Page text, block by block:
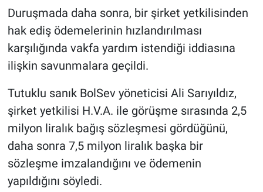
Duruşmada daha sonra, bir şirket yetkilisinden
hak ediş ödemelerinin hızlandırılması
karşılığında vakfa yardım istendiği iddiasına
ilişkin savunmalara geçildi.
Tutuklu sanık BolSev yöneticisi Ali Sarıyıldız,
şirket yetkilisi H.V.A. ile görüşme sırasında 2,5
milyon liralık bağış sözleşmesi gördüğünü,
daha sonra 7,5 milyon liralık başka bir
sözleşme imzalandığını ve ödemenin
yapıldığını söyledi.